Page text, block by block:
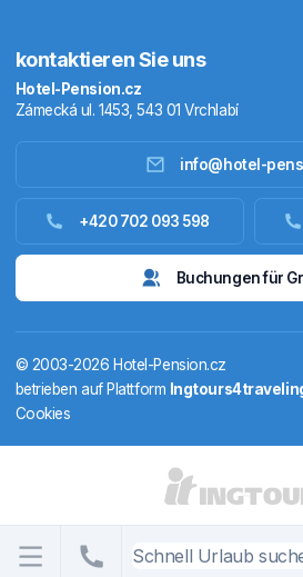
LÄNDER UND REGIONEN
Unterkunft Ausland
Thermalbäder
DE
kontaktieren Sie uns
Hotel-Pension.cz
Zámecká ul. 1453, 543 01 Vrchlabí
info@hotel-
+420 702 093 598
Buchungen für
© 2003-2026 Hotel-Pension.cz
betrieben auf Plattform
Cookies